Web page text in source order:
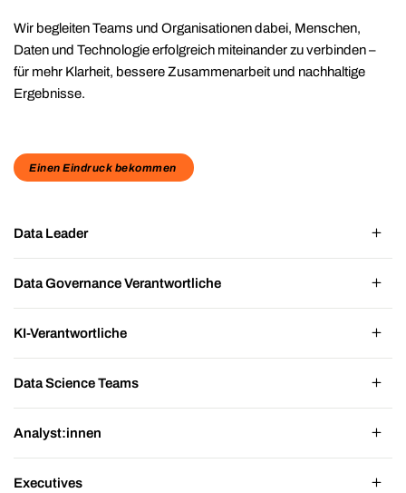
Wir begleiten Teams und Organisationen dabei, Menschen,
Daten und Technologie erfolgreich miteinander zu verbinden –
für mehr Klarheit, bessere Zusammenarbeit und nachhaltige
Ergebnisse.
Einen Eindruck bekommen
Data Leader
Data Governance Verantwortliche
KI-Verantwortliche
Data Science Teams
Analyst:innen
Executives